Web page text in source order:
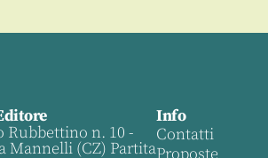
Rubbettino n. 10 -
Mannelli (CZ) Partita
Info
Contatti